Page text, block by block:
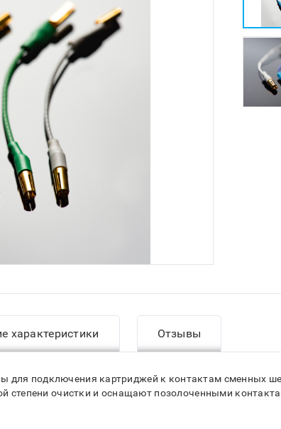
характеристики Отзывы
для подключения картриджей к контактам сменных
степени очистки и оснащают позолоченными